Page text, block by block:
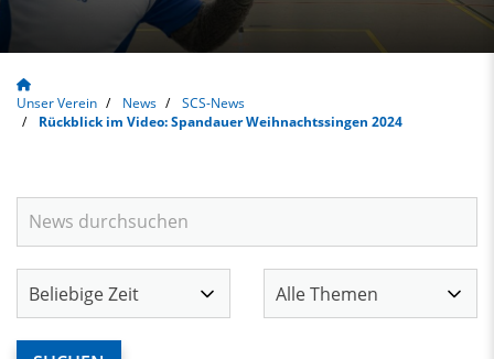
Unser Verein News
SCS-News
Rückblick im Video: Spandauer Weihnachtssingen 2024